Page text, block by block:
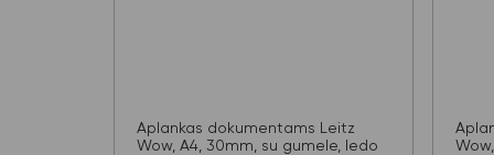
Aplankas dokumentams Leitz
Wow, A4, 30mm, su gumele, ledo